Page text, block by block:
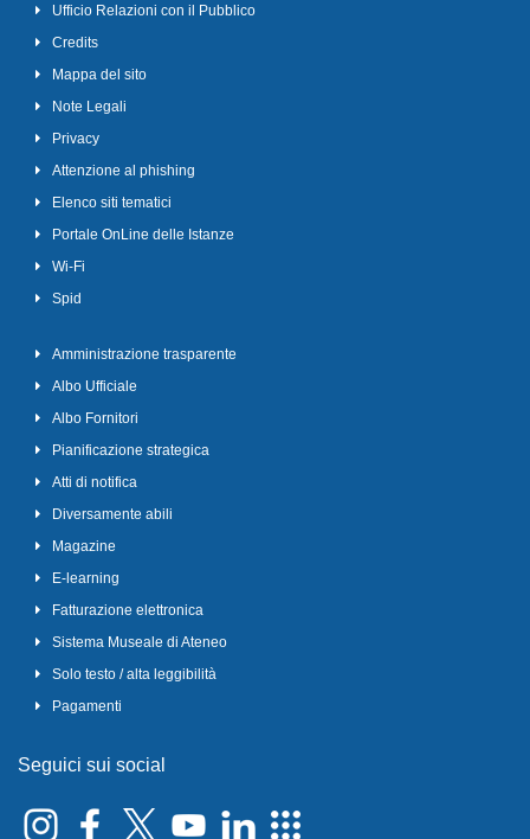
Ufficio Relazioni con il Pubblico
Credits
Mappa del sito
Note Legali
Privacy
Attenzione al phishing
Elenco siti tematici
Portale OnLine delle Istanze
Wi-Fi
Spid
Amministrazione trasparente
Albo Ufficiale
Albo Fornitori
Pianificazione strategica
Atti di notifica
Diversamente abili
Magazine
E-learning
Fatturazione elettronica
Sistema Museale di Ateneo
Solo testo / alta leggibilità
Pagamenti
Seguici sui social